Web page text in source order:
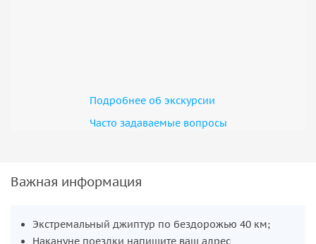
Подробнее об экскурсии
Часто задаваемые вопросы
Важная информация
Экстремальный джиптур по бездорожью 40 км;
Накануне поездки напишите ваш адрес